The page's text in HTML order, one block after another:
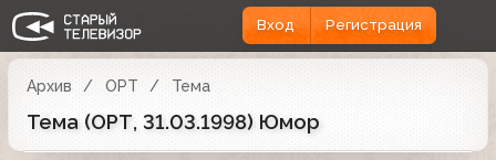
Вход Регистрация
Архив ОРТ Тема
Тема (ОРТ, 31.03.1998) Юмор